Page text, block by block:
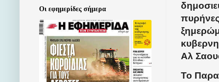
Αλ
Το
Οι εφημερίδες σήμερα